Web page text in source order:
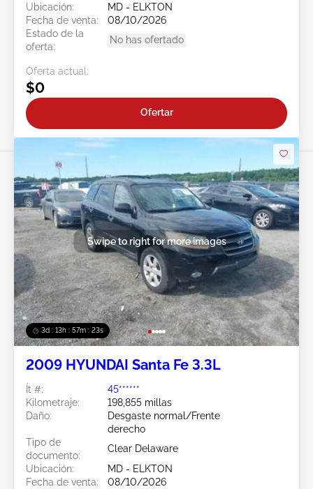
Ubicación:
MD - ELKTON
Fecha de venta:
08/10/2026
Estado de la
oferta:
No has ofertado
Oferta actual:
$0
Ofertar
3d : 13h : 57m : 21s
Swipe to right for more images
2009 HYUNDAI Santa Fe 3.3L
Ít #:
45******
Kilometraje:
198,855 millas
Daño:
Desgaste normal/Frente
derecho
Tipo de
documento:
Clear Delaware
Ubicación:
MD - ELKTON
Fecha de venta:
08/10/2026